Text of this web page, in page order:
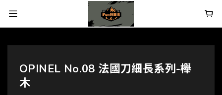
OPINEL No.08 法國刀細長系列-櫸
木